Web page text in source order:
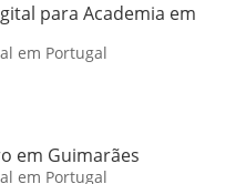
para Academia em
em Portugal
em Guimarães
em Portugal